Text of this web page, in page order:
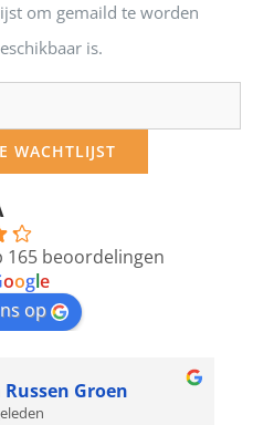
om gemaild te worden
is.
WACHTLIJST
165 beoordelingen
oogle
op
Groen